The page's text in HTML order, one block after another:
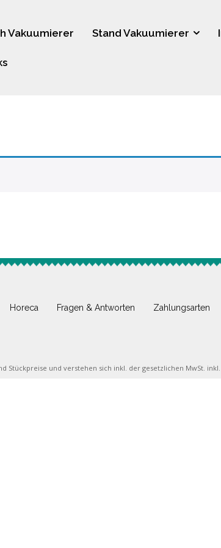
Vakuumierer Stand Vakuumierer
Horeca Fragen & Antworten Zahlungsarten
Stückpreise und verstehen sich inkl. der gesetzlichen MwSt.